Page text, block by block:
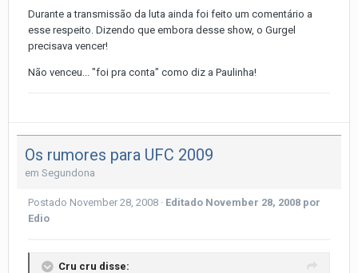
Durante a transmissão da luta ainda foi feito um comentário a
esse respeito. Dizendo que embora desse show, o Gurgel
precisava vencer!
Não venceu... "foi pra conta" como diz a Paulinha!
Os rumores para UFC 2009
em Segundona
Postado November 28, 2008 · Editado November 28, 2008 por
Edio
Cru cru disse: